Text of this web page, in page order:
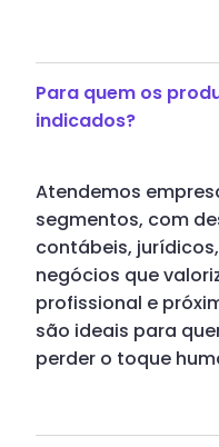
Para quem os
indicados?
Atendemos
segmentos, com
contábeis,
negócios que
profissional e
são ideais para
perder o toque